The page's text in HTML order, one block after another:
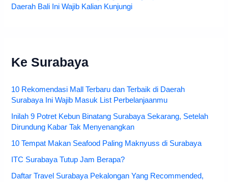
Daerah Bali Ini Wajib Kalian Kunjungi
Ke Surabaya
10 Rekomendasi Mall Terbaru dan Terbaik di Daerah
Surabaya Ini Wajib Masuk List Perbelanjaanmu
Inilah 9 Potret Kebun Binatang Surabaya Sekarang, Setelah
Dirundung Kabar Tak Menyenangkan
10 Tempat Makan Seafood Paling Maknyuss di Surabaya
ITC Surabaya Tutup Jam Berapa?
Daftar Travel Surabaya Pekalongan Yang Recommended,